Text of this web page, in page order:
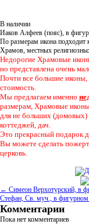
В наличии
Иаков Алфеев (пояс), в
По размерам икона
Храмов, местных
Недорогие Храмовые
но представлена очень
Почти все большие
стоимость.
Мы предлагаем именно
размерам, Храмовые
для не больших (домовых)
коттеджей, дач.
Это прекрасный подарок
Вы можете сделать
церковь.
← Симеон Верхотурский, в
Стефан, Св. муч., в
Комментарии
Пока нет комментариев